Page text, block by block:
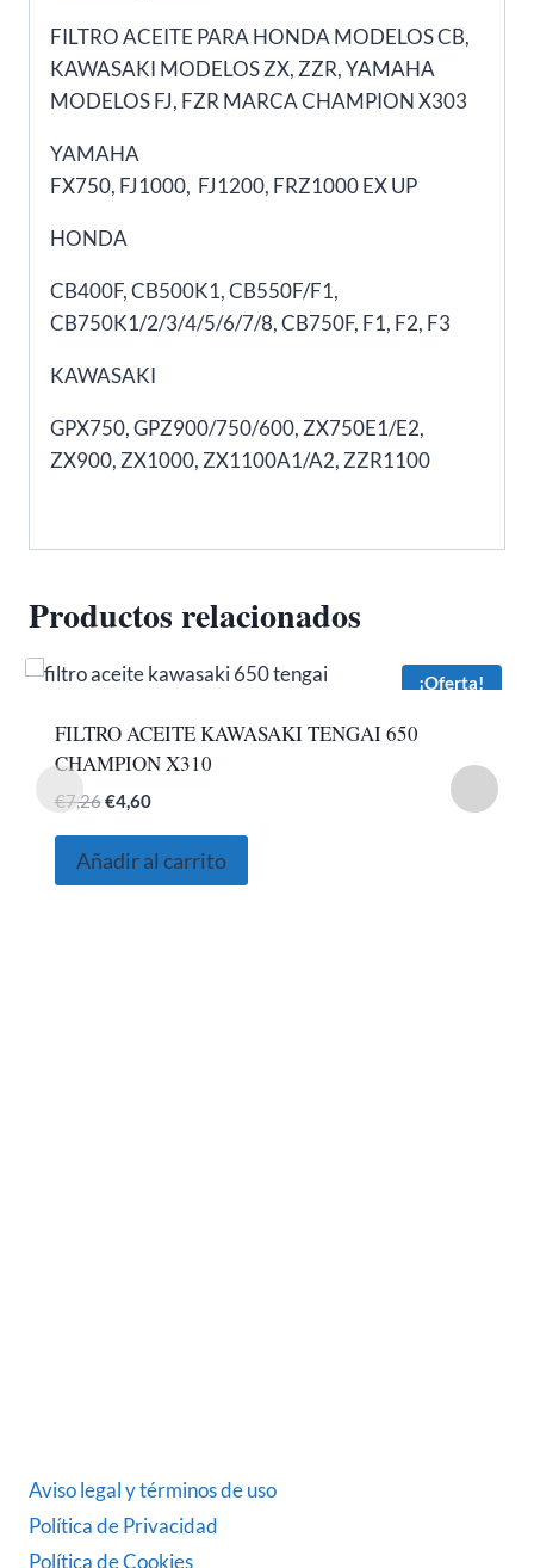
cantidad
FILTRO ACEITE PARA HONDA MODELOS CB,
KAWASAKI MODELOS ZX, ZZR, YAMAHA
MODELOS FJ, FZR MARCA CHAMPION X303
YAMAHA
FX750, FJ1000, FJ1200, FRZ1000 EX UP
HONDA
CB400F, CB500K1, CB550F/F1,
CB750K1/2/3/4/5/6/7/8, CB750F, F1, F2, F3
KAWASAKI
GPX750, GPZ900/750/600, ZX750E1/E2,
ZX900, ZX1000, ZX1100A1/A2, ZZR1100
Productos relacionados
¡Oferta!
FILTRO ACEITE KAWASAKI TENGAI 650
CHAMPION X310
€7,26 El
original
era:
€4,60El
actual
es:
Añadir al carrito
Aviso legal y términos de uso
Política de Privacidad
Política de Cookies